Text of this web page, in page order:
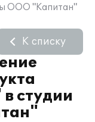
ООО "Капитан"
студии
К списку